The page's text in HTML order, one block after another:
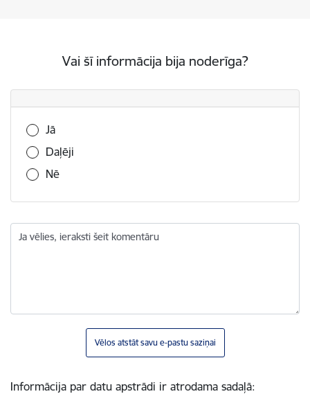
Vai šī informācija bija noderīga?
Vai šī informācija bija noderīga?
Jā
Daļēji
Nē
Ja vēlies, ieraksti šeit komentāru
Vēlos atstāt savu e-pastu saziņai
Informācija par datu apstrādi ir atrodama sadaļā: